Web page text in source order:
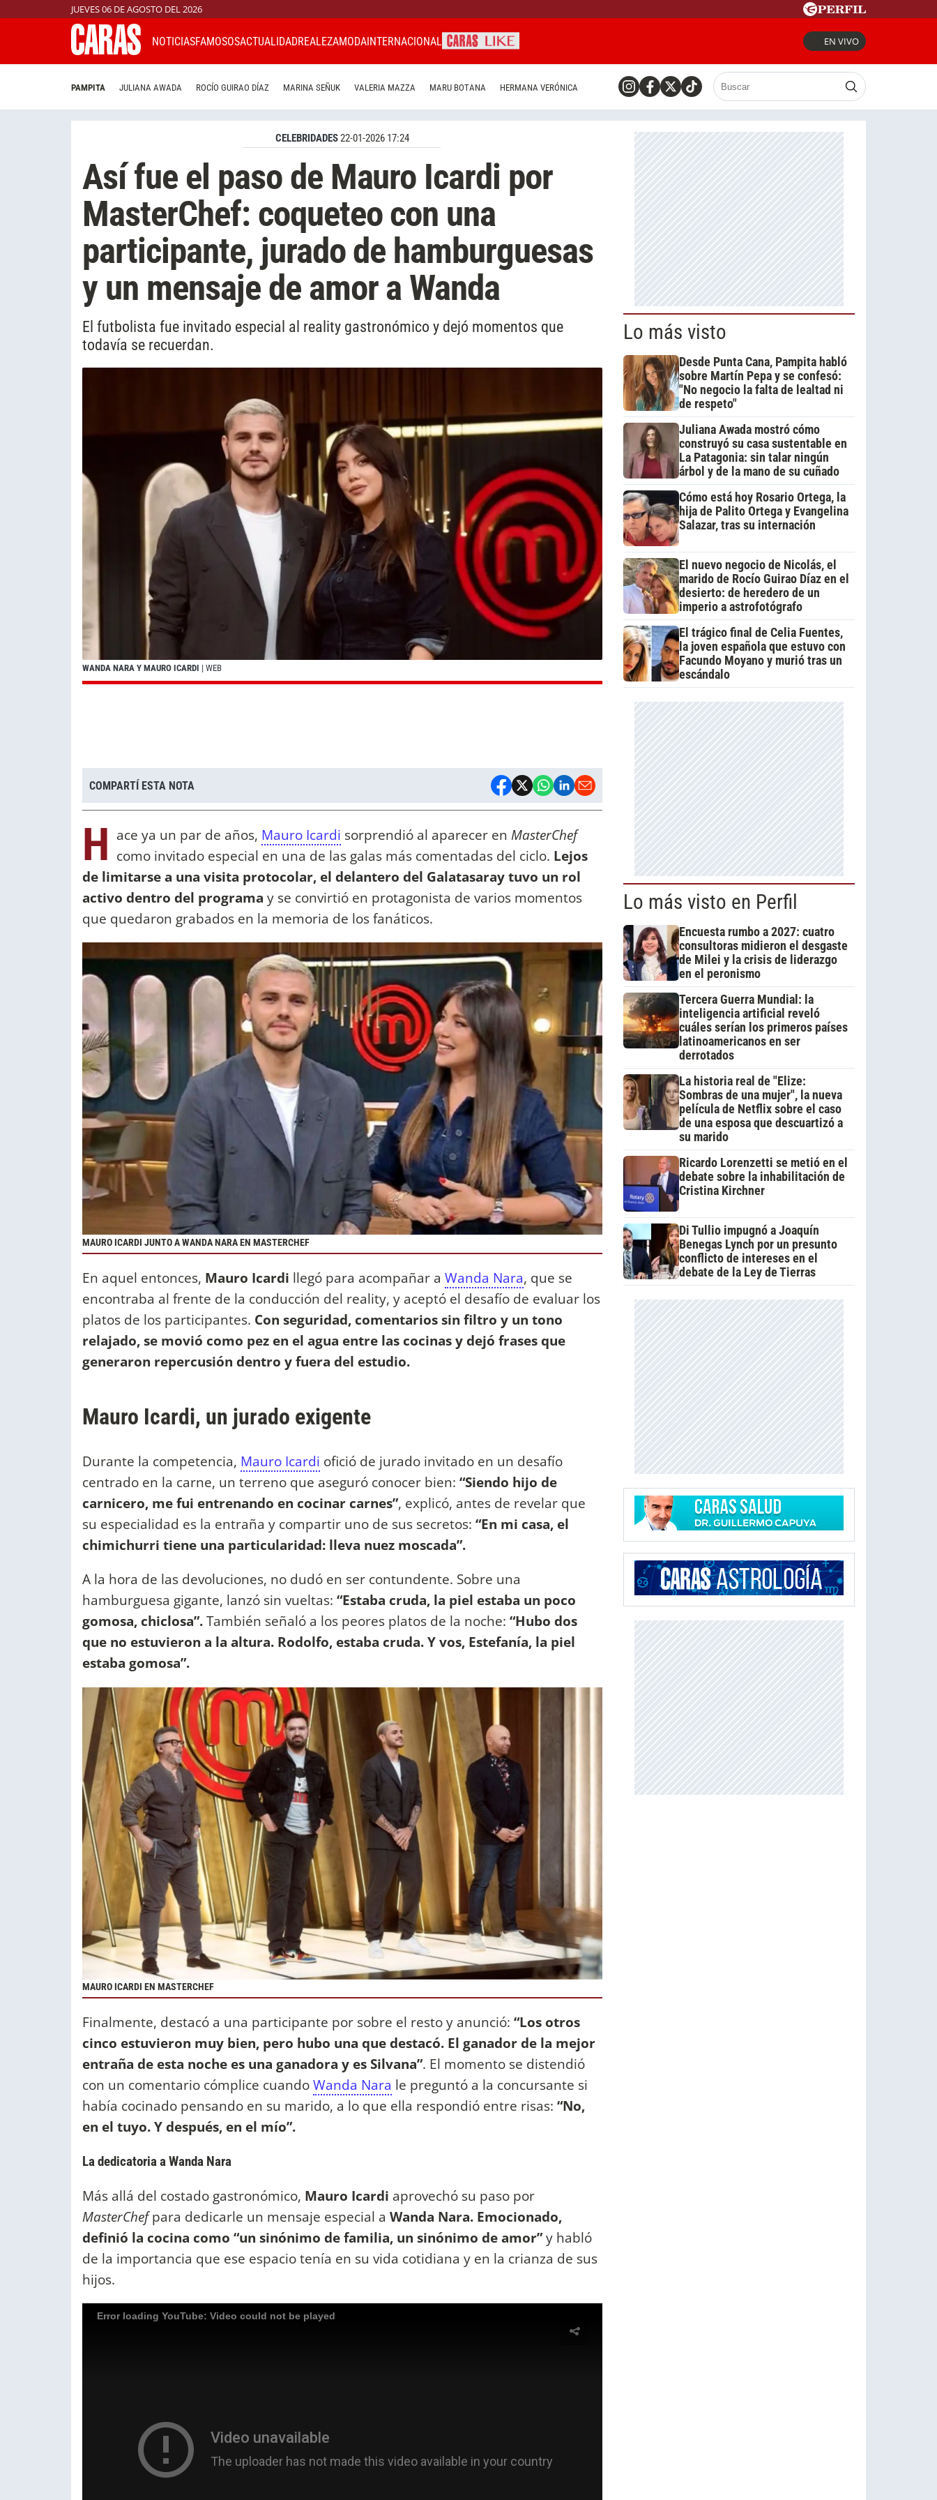
JUEVES 06 DE AGOSTO DEL 2026
NOTICIASFAMOSOSACTUALIDADREALEZAMODAINTERNACIONAL EN VIVO
PAMPITA JULIANA AWADA ROCÍO GUIRAO DÍAZ MARINA SEÑUK VALERIA MAZZA MARU BOTANA HERMANA VERÓNICA
CELEBRIDADES22-01-2026 17:24
Así fue el paso de Mauro Icardi por
MasterChef: coqueteo con una
participante, jurado de hamburguesas
y un mensaje de amor a Wanda
El futbolista fue invitado especial al reality gastronómico y dejó momentos que
todavía se recuerdan.
WANDA NARA Y MAURO ICARDI | WEB
COMPARTÍ ESTA NOTA
H ace ya un par de años, Mauro Icardi sorprendió al aparecer en MasterChef
como invitado especial en una de las galas más comentadas del ciclo. Lejos
de limitarse a una visita protocolar, el delantero del Galatasaray tuvo un rol
activo dentro del programa y se convirtió en protagonista de varios momentos
que quedaron grabados en la memoria de los fanáticos.
MAURO ICARDI JUNTO A WANDA NARA EN MASTERCHEF
En aquel entonces, Mauro Icardi llegó para acompañar a Wanda Nara, que se
encontraba al frente de la conducción del reality, y aceptó el desafío de evaluar los
platos de los participantes. Con seguridad, comentarios sin filtro y un tono
relajado, se movió como pez en el agua entre las cocinas y dejó frases que
generaron repercusión dentro y fuera del estudio.
Mauro Icardi, un jurado exigente
Durante la competencia, Mauro Icardi ofició de jurado invitado en un desafío
centrado en la carne, un terreno que aseguró conocer bien: “Siendo hijo de
carnicero, me fui entrenando en cocinar carnes”, explicó, antes de revelar que
su especialidad es la entraña y compartir uno de sus secretos: “En mi casa, el
chimichurri tiene una particularidad: lleva nuez moscada”.
A la hora de las devoluciones, no dudó en ser contundente. Sobre una
hamburguesa gigante, lanzó sin vueltas: “Estaba cruda, la piel estaba un poco
gomosa, chiclosa”.También señaló a los peores platos de la noche: “Hubo dos
que no estuvieron a la altura. Rodolfo, estaba cruda. Y vos, Estefanía, la piel
estaba gomosa”.
MAURO ICARDI EN MASTERCHEF
Finalmente, destacó a una participante por sobre el resto y anunció: “Los otros
cinco estuvieron muy bien, pero hubo una que destacó. El ganador de la mejor
entraña de esta noche es una ganadora y es Silvana”. El momento se distendió
con un comentario cómplice cuandoWanda Nara le preguntó a la concursante si
había cocinado pensando en su marido, a lo que ella respondió entre risas: “No,
en el tuyo. Y después, en el mío”.
La dedicatoria a Wanda Nara
Más allá del costado gastronómico, Mauro Icardi aprovechó su paso por
MasterChefpara dedicarle un mensaje especial a Wanda Nara. Emocionado,
definió la cocina como “un sinónimo de familia, un sinónimo de amor”y habló
de la importancia que ese espacio tenía en su vida cotidiana y en la crianza de sus
hijos.
Lo más visto
Desde Punta Cana, Pampita habló
sobre Martín Pepa y se confesó:
"No negocio la falta de lealtad ni
de respeto"
Juliana Awada mostró cómo
construyó su casa sustentable en
La Patagonia: sin talar ningún
árbol y de la mano de su cuñado
Cómo está hoy Rosario Ortega, la
hija de Palito Ortega y Evangelina
Salazar, tras su internación
El nuevo negocio de Nicolás, el
marido de Rocío Guirao Díaz en el
desierto: de heredero de un
imperio a astrofotógrafo
El trágico final de Celia Fuentes,
la joven española que estuvo con
Facundo Moyano y murió tras un
escándalo
Lo más visto en Perfil
Encuesta rumbo a 2027: cuatro
consultoras midieron el desgaste
de Milei y la crisis de liderazgo
en el peronismo
Tercera Guerra Mundial: la
inteligencia artificial reveló
cuáles serían los primeros países
latinoamericanos en ser
derrotados
La historia real de "Elize:
Sombras de una mujer", la nueva
película de Netflix sobre el caso
de una esposa que descuartizó a
su marido
Ricardo Lorenzetti se metió en el
debate sobre la inhabilitación de
Cristina Kirchner
Di Tullio impugnó a Joaquín
Benegas Lynch por un presunto
conflicto de intereses en el
debate de la Ley de Tierras